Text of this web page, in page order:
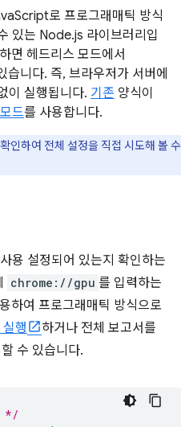
로 프로그래매틱 방식
있는 Node.js 라이브러리입
면 헤드리스 모드에서
니다. 즉, 브라우저가 서버에
이 실행됩니다. 기존 양식이
드를 사용합니다.
인하여 전체 설정을 직접 시도해 볼 수
용 설정되어 있는지 확인하는
chrome://gpu 를 입력하는
하여 프로그래매틱 방식으로
행
하거나 전체 보고서를
수 있습니다.
*/